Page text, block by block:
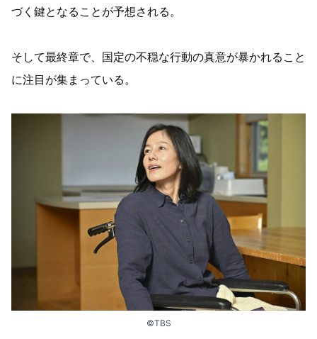
づく鍵となることが予想される。
そして最終章で、国定の不穏な行動の真意が暴かれること
に注目が集まっている。
©TBS